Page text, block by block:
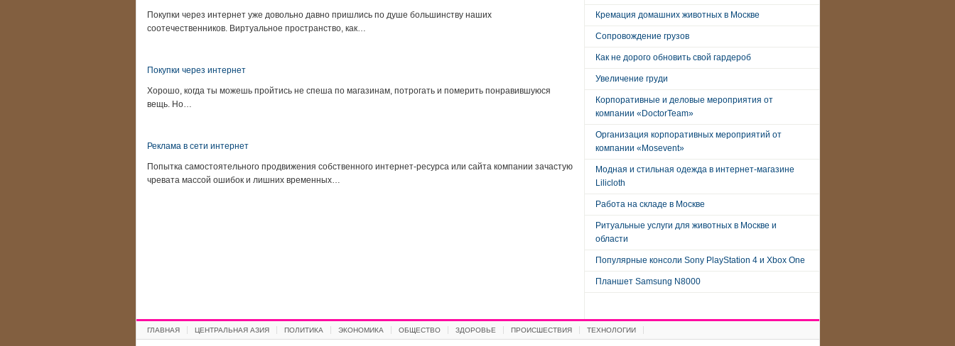
Покупки через интернет уже довольно давно пришлись по душе большинству наших
соотечественников. Виртуальное пространство, как…
Покупки через интернет
Хорошо, когда ты можешь пройтись не спеша по магазинам, потрогать и померить понравившуюся
вещь. Но…
Реклама в сети интернет
Попытка самостоятельного продвижения собственного интернет-ресурса или сайта компании зачастую
чревата массой ошибок и лишних временных…
Кремация домашних животных в Москве
Сопровождение грузов
Как не дорого обновить свой гардероб
Увеличение груди
Корпоративные и деловые мероприятия от
компании «DoctorTeam»
Организация корпоративных мероприятий от
компании «Mosevent»
Модная и стильная одежда в интернет-магазине
Lilicloth
Работа на складе в Москве
Ритуальные услуги для животных в Москве и
области
Популярные консоли Sony PlayStation 4 и Xbox One
Планшет Samsung N8000
ГЛАВНАЯ ЦЕНТРАЛЬНАЯ АЗИЯ ПОЛИТИКА ЭКОНОМИКА ОБЩЕСТВО ЗДОРОВЬЕ ПРОИСШЕСТВИЯ ТЕХНОЛОГИИ